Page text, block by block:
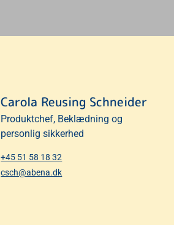
Carola Reusing Schneider
Produktchef, Beklædning og
personlig sikkerhed
+45 51 58 18 32
csch@abena.dk